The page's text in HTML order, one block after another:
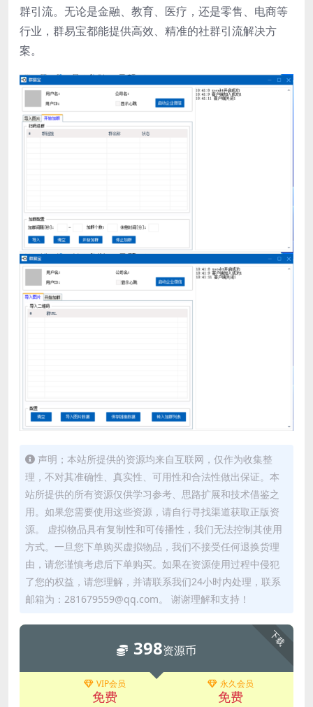
群引流。无论是金融、教育、医疗，还是零售、电商等
行业，群易宝都能提供高效、精准的社群引流解决方
案。
声明；本站所提供的资源均来自互联网，仅作为收集整
理，不对其准确性、真实性、可用性和合法性做出保证。本
站所提供的所有资源仅供学习参考、思路扩展和技术借鉴之
用。如果您需要使用这些资源，请自行寻找渠道获取正版资
源。 虚拟物品具有复制性和可传播性，我们无法控制其使用
方式。一旦您下单购买虚拟物品，我们不接受任何退换货理
由，请您谨慎考虑后下单购买。如果在资源使用过程中侵犯
了您的权益，请您理解，并请联系我们24小时内处理，联系
邮箱为：281679559@qq.com。 谢谢理解和支持！
下载
398资源币
VIP会员
免费
永久会员
免费